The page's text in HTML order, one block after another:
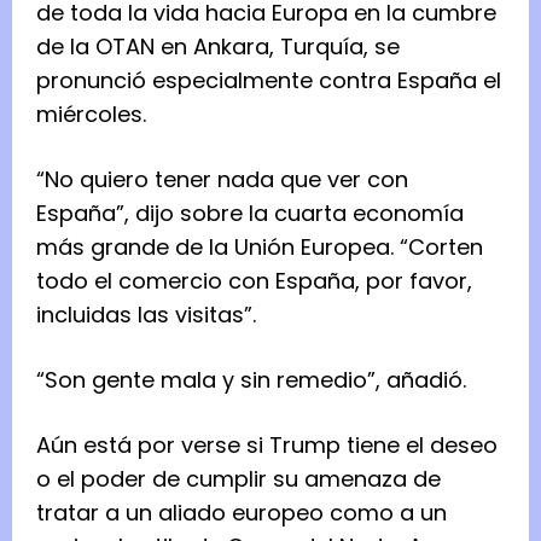
de toda la vida hacia Europa en la cumbre
de la OTAN en Ankara, Turquía, se
pronunció especialmente contra España el
miércoles.
“No quiero tener nada que ver con
España”, dijo sobre la cuarta economía
más grande de la Unión Europea. “Corten
todo el comercio con España, por favor,
incluidas las visitas”.
“Son gente mala y sin remedio”, añadió.
Aún está por verse si Trump tiene el deseo
o el poder de cumplir su amenaza de
tratar a un aliado europeo como a un